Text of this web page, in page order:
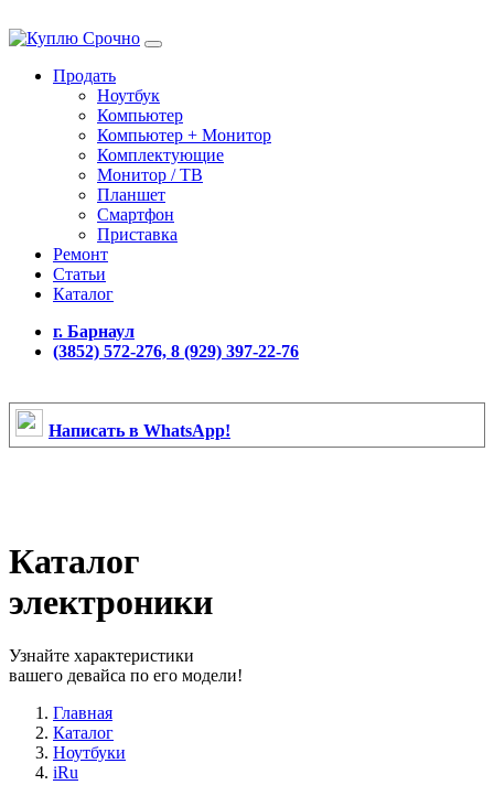
Продать
Ноутбук
Компьютер
Компьютер + Монитор
Комплектующие
Монитор / ТВ
Планшет
Смартфон
Приставка
Ремонт
Статьи
Каталог
г. Барнаул
(3852) 572-276, 8 (929) 397-22-76
Написать в WhatsApp!
Каталог
электроники
Узнайте характеристики
вашего девайса по его модели!
Главная
Каталог
Ноутбуки
iRu